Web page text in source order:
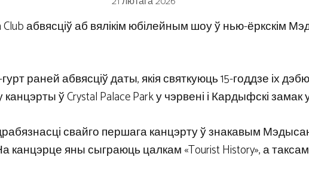
Club абвясціў аб вялікім юбілейным шоу ў нью-ёркскім
гурт раней абвясціў даты, якія святкуюць 15-годдзе іх
канцэрты ў Crystal Palace Park у чэрвені і Кардыфскі замак
свайго першага канцэрту ў знакавым
канцэрце яны сыграюць цалкам «Tourist History», а